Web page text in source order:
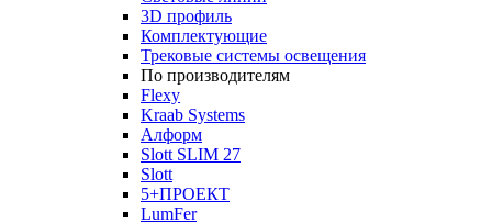
3D профиль
Комплектующие
Трековые системы освещения
По производителям
Flexy
Kraab Systems
Алформ
Slott SLIM 27
Slott
5+ПРОЕКТ
LumFer